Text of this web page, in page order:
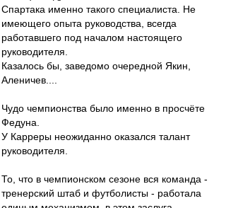
Спартака именно такого специалиста. Не
имеющего опыта руководства, всегда
работавшего под началом настоящего
руководителя.
Казалось бы, заведомо очередной Якин,
Аленичев....
Чудо чемпионства было именно в просчёте
Федуна.
У Карреры неожиданно оказался талант
руководителя.
То, что в чемпионском сезоне вся команда -
тренерский штаб и футболисты - работала